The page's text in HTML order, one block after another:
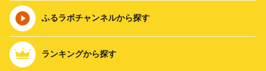
ふるラボチャンネルから探す
ランキングから探す